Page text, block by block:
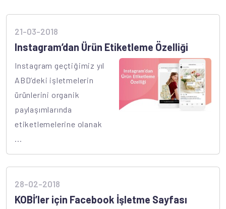
21-03-2018
Instagram’dan Ürün Etiketleme Özelliği
Instagram geçtiğimiz yıl
ABD’deki işletmelerin
ürünlerini organik
paylaşımlarında
etiketlemelerine olanak
...
28-02-2018
KOBİ’ler için Facebook İşletme Sayfası